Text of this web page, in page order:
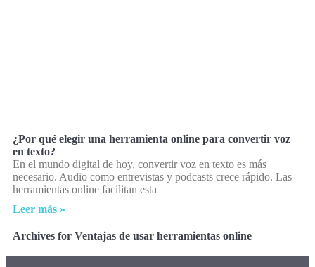
¿Por qué elegir una herramienta online para convertir voz
en texto?
En el mundo digital de hoy, convertir voz en texto es más
necesario. Audio como entrevistas y podcasts crece rápido. Las
herramientas online facilitan esta
Leer más »
Archives for Ventajas de usar herramientas online